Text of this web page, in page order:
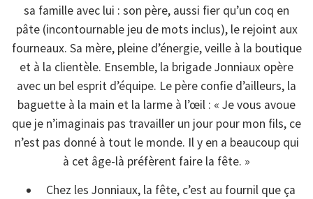
sa famille avec lui : son père, aussi fier qu’un coq en
pâte (incontournable jeu de mots inclus), le rejoint aux
fourneaux. Sa mère, pleine d’énergie, veille à la boutique
et à la clientèle. Ensemble, la brigade Jonniaux opère
avec un bel esprit d’équipe. Le père confie d’ailleurs, la
baguette à la main et la larme à l’œil : « Je vous avoue
que je n’imaginais pas travailler un jour pour mon fils, ce
n’est pas donné à tout le monde. Il y en a beaucoup qui
à cet âge-là préfèrent faire la fête. »
Chez les Jonniaux, la fête, c’est au fournil que ça